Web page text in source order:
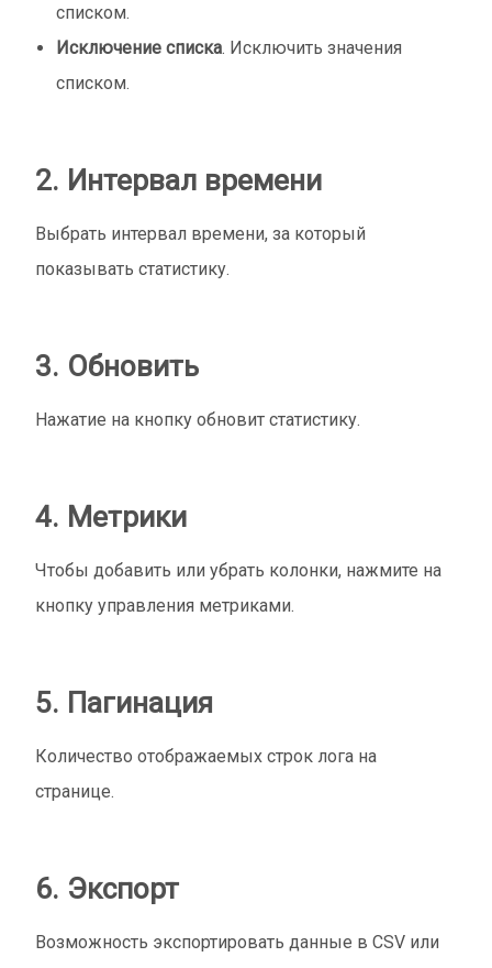
списком.
Исключение списка. Исключить значения
списком.
2. Интервал времени
Выбрать интервал времени, за который
показывать статистику.
3. Обновить
Нажатие на кнопку обновит статистику.
4. Метрики
Чтобы добавить или убрать колонки, нажмите на
кнопку управления метриками.
5. Пагинация
Количество отображаемых строк лога на
странице.
6. Экспорт
Возможность экспортировать данные в CSV или